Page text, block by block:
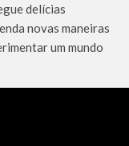
delícias
novas maneiras
um mundo